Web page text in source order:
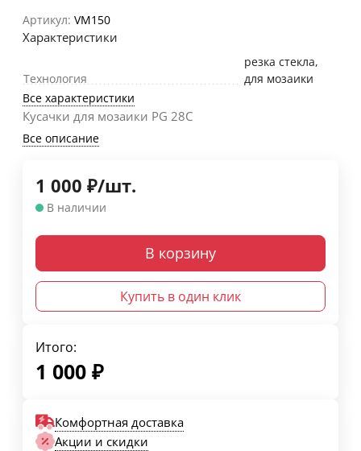
Артикул: VM150
Характеристики
Технология
резка стекла,
для мозаики
Все характеристики
Кусачки для мозаики PG 28C
Все описание
1 000 ₽/шт.
В наличии
В корзину
Купить в один клик
Итого:
1 000 ₽
Комфортная доставка
Акции и скидки